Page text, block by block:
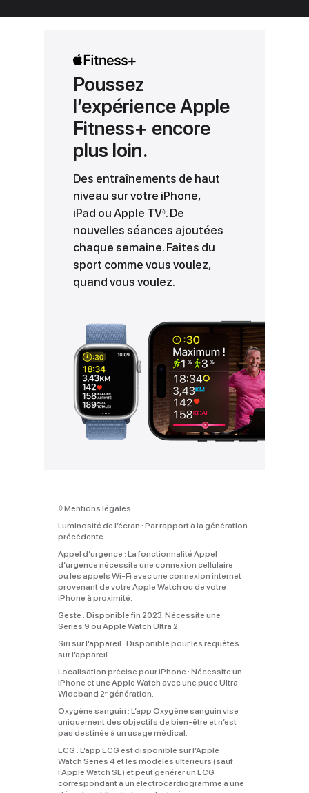
Poussez
l’expérience Apple
Fitness+ encore
plus loin.
Des entraînements de haut
niveau sur votre iPhone,
iPad ou Apple TV◊Voir les mentions légales
. De
nouvelles séances ajoutées
chaque semaine. Faites du
sport comme vous voulez,
quand vous voulez.
◊Mentions légales
Luminosité de l’écran : Par rapport à la génération
précédente.
Appel d’urgence : La fonctionnalité Appel
d’urgence nécessite une connexion cellulaire
ou les appels Wi‑Fi avec une connexion internet
provenant de votre Apple Watch ou de votre
iPhone à proximité.
Geste : Disponible fin 2023. Nécessite une
Series 9 ou Apple Watch Ultra 2.
Siri sur l’appareil : Disponible pour les requêtes
sur l’appareil.
Localisation précise pour iPhone : Nécessite un
iPhone et une Apple Watch avec une puce Ultra
Wideband 2ᵉ génération.
Oxygène sanguin : L’app Oxygène sanguin vise
uniquement des objectifs de bien-être et n’est
pas destinée à un usage médical.
ECG : L’app ECG est disponible sur l’Apple
Watch Series 4 et les modèles ultérieurs (sauf
l’Apple Watch SE) et peut générer un ECG
correspondant à un électrocardiogramme à une